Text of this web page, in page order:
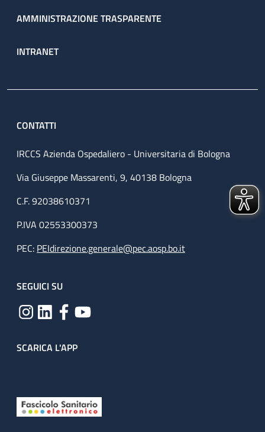
AMMINISTRAZIONE TRASPARENTE
INTRANET
CONTATTI
IRCCS Azienda Ospedaliero - Universitaria di Bologna
Via Giuseppe Massarenti, 9, 40138 Bologna
C.F. 92038610371
P.IVA 02553300373
PEC: PEIdirezione.generale@pec.aosp.bo.it
SEGUICI SU
SCARICA L'APP